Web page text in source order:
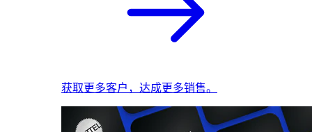
获取更多客户，达成更多销售。